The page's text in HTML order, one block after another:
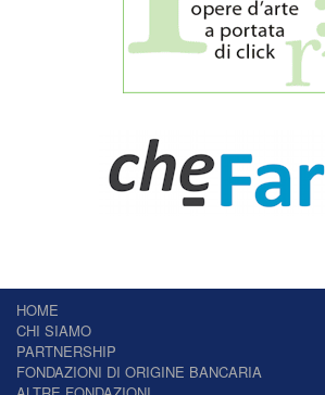
HOME
CHI SIAMO
PARTNERSHIP
FONDAZIONI DI ORIGINE BANCARIA